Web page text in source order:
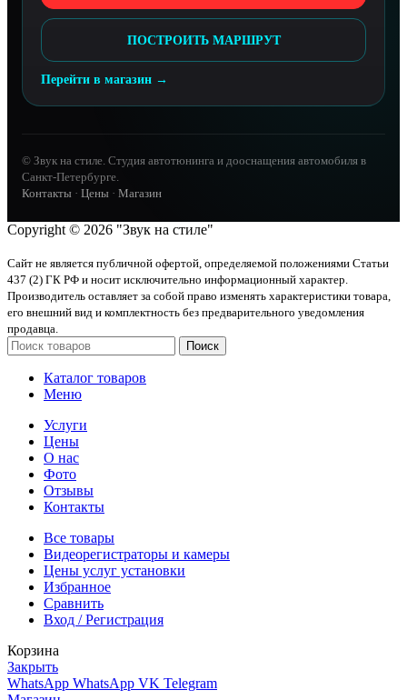
ПОСТРОИТЬ МАРШРУТ
Перейти в магазин →
© Звук на стиле. Студия автотюнинга и дооснащения автомобиля в
Санкт-Петербурге.
Контакты · Цены · Магазин
Copyright © 2026 "Звук на стиле"
Сайт не является публичной офертой, определяемой положениями Статьи
437 (2) ГК РФ и носит исключительно информационный характер.
Производитель оставляет за собой право изменять характеристики товара,
его внешний вид и комплектность без предварительного уведомления
продавца.
Поиск
Каталог товаров
Меню
Услуги
Цены
О нас
Фото
Отзывы
Контакты
Все товары
Видеорегистраторы и камеры
Цены услуг установки
Избранное
Сравнить
Вход / Регистрация
Корзина
Закрыть
WhatsApp WhatsApp VK Telegram